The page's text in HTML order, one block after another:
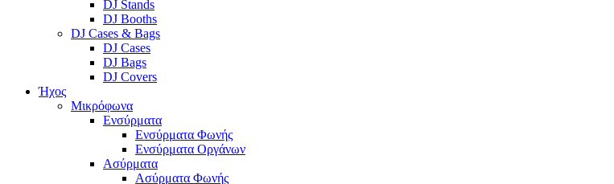
DJ Stands
DJ Booths
DJ Cases & Bags
DJ Cases
DJ Bags
DJ Covers
Ήχος
Μικρόφωνα
Ενσύρματα
Ενσύρματα Φωνής
Ενσύρματα Οργάνων
Ασύρματα
Ασύρματα Φωνής